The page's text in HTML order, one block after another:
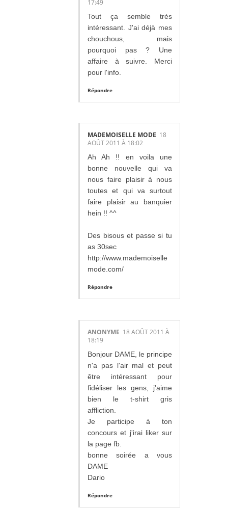
17:49
Tout ça semble très
intéressant. J'ai déjà mes
chouchous, mais
pourquoi pas ? Une
affaire à suivre. Merci
pour l'info.
Répondre
MADEMOISELLE MODE 18
AOÛT 2011 À 18:02
Ah Ah !! en voila une
bonne nouvelle qui va
nous faire plaisir à nous
toutes et qui va surtout
faire plaisir au banquier
hein !! ^^
Des bisous et passe si tu
as 30sec
http://www.mademoiselle
mode.com/
Répondre
ANONYME 18 AOÛT 2011 À
18:19
Bonjour DAME, le principe
n'a pas l'air mal et peut
être intéressant pour
fidéliser les gens, j'aime
bien le t-shirt gris
affliction.
Je participe à ton
concours et j'irai liker sur
la page fb.
bonne soirée a vous
DAME
Dario
Répondre